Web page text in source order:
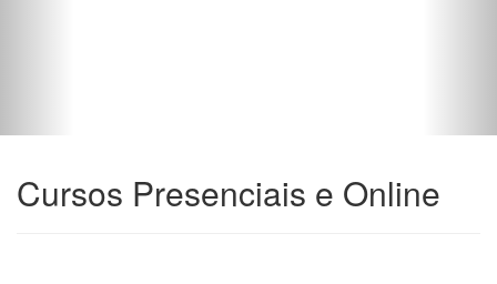
Cursos Presenciais e Online